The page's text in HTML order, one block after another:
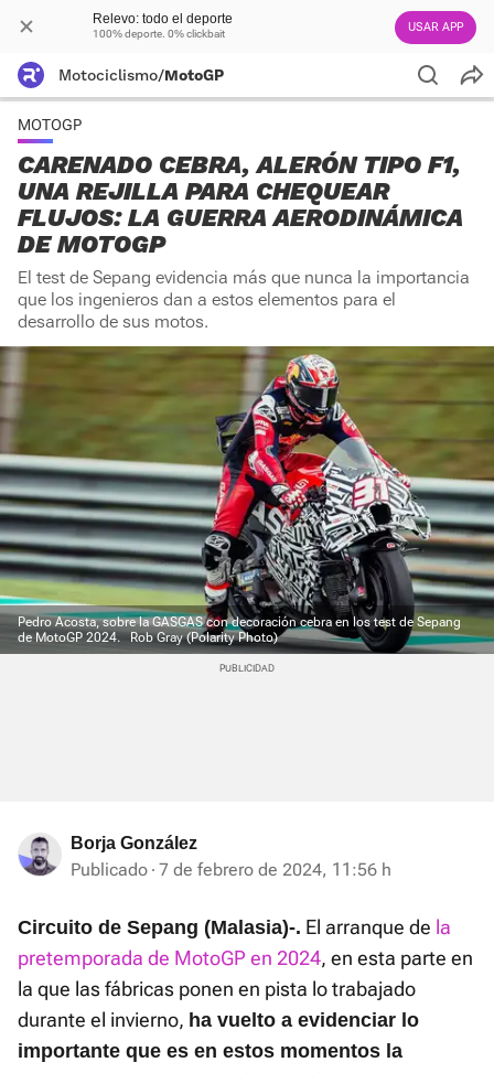
Relevo: todo el deporte
100% deporte. 0% clickbait USAR APP
Motociclismo/MotoGP
MOTOGP
CARENADO CEBRA, ALERÓN TIPO F1,
UNA REJILLA PARA CHEQUEAR
FLUJOS: LA GUERRA AERODINÁMICA
DE MOTOGP
El test de Sepang evidencia más que nunca la importancia
que los ingenieros dan a estos elementos para el
desarrollo de sus motos.
Pedro Acosta, sobre la GASGAS con decoración cebra en los test de Sepang
de MotoGP 2024.
Rob Gray (Polarity Photo)
Borja González
Publicado 7 de febrero de 2024, 11:56 h
Circuito de Sepang (Malasia)-. El arranque de la
pretemporada de MotoGP en 2024, en esta parte en
la que las fábricas ponen en pista lo trabajado
durante el invierno, ha vuelto a evidenciar lo
importante que es en estos momentos la